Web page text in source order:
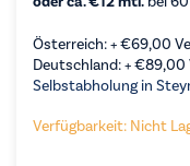
Österreich: +€69,00
Deutschland: +€89,00
Selbstabholung in
Verfügbarkeit: Nicht